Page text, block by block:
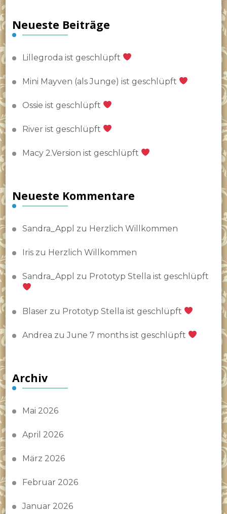
Neueste Beiträge
Lillegroda ist geschlüpft
Mini Mayven (als Junge) ist geschlüpft
Ossie ist geschlüpft
River ist geschlüpft
Macy 2.Version ist geschlüpft
Neueste Kommentare
Sandra_Appl zu Herzlich Willkommen
Iriszu Herzlich Willkommen
Sandra_Appl zu Prototyp Stella ist geschlüpft
Blaser zu Prototyp Stella ist geschlüpft
Andrea zuJune 7 months ist geschlüpft
Archiv
Mai 2026
April 2026
März 2026
Februar 2026
Januar 2026